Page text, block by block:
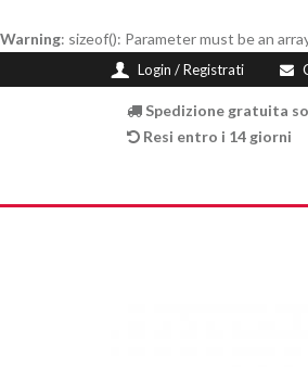
Warning: sizeof(): Parameter must be an
Login / Registrati
Spedizione gratuita
Resi entro i 14 giorni